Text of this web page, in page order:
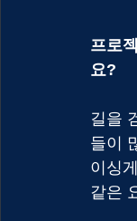
프로
요?
길을
들이
이싱
같은